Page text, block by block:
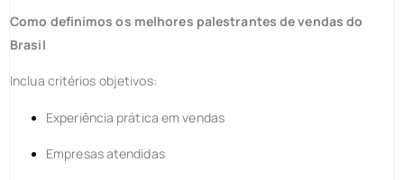
Como definimos os melhores palestrantes de vendas do
Brasil
Inclua critérios objetivos:
Experiência prática em vendas
Empresas atendidas